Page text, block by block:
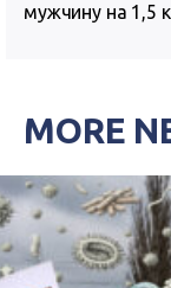
мужчину на 1,5
MORE